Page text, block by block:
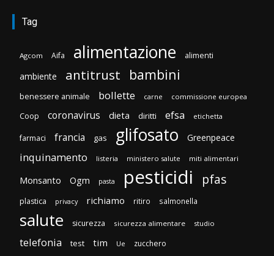
Tag
Agcom Aifa alimentazione alimenti
ambiente antitrust bambini
benessere animale bollette carne commissione europea
Coop coronavirus dieta diritti efsa etichetta
farmaci francia gas glifosato Greenpeace
inquinamento listeria ministero salute miti alimentari
Monsanto Ogm pasta pesticidi pfas
plastica privacy richiamo ritiro salmonella
salute sicurezza sicurezza alimentare studio
telefonia test tim Ue zucchero